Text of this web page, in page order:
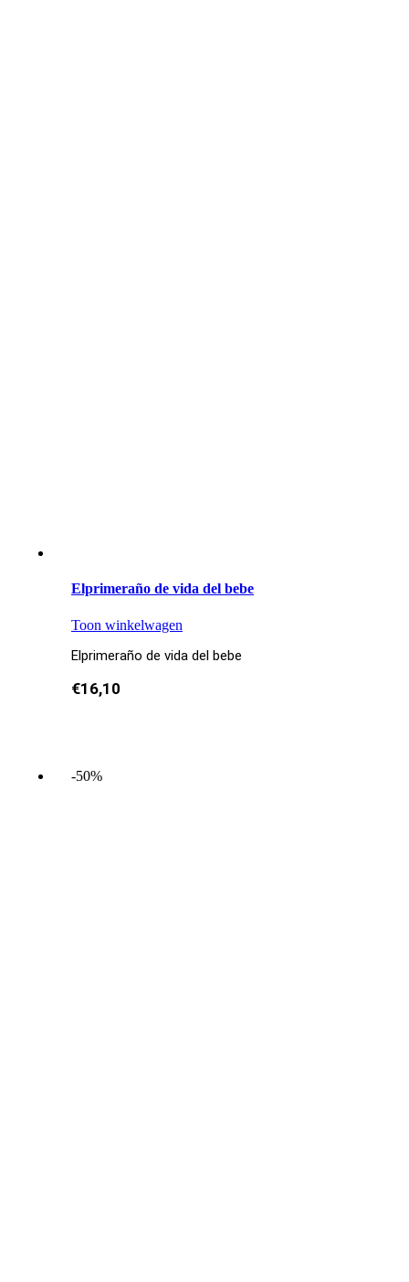
Elprimeraño de vida del bebe
Toon winkelwagen
Elprimeraño de vida del bebe
€16,10
-50%